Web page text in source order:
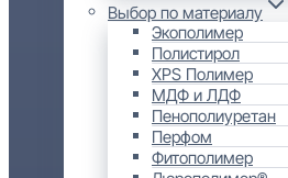
Выбор по материалу
Экополимер
Полистирол
XPS Полимер
МДФ и ЛДФ
Пенополиуретан
Перфом
Фитополимер